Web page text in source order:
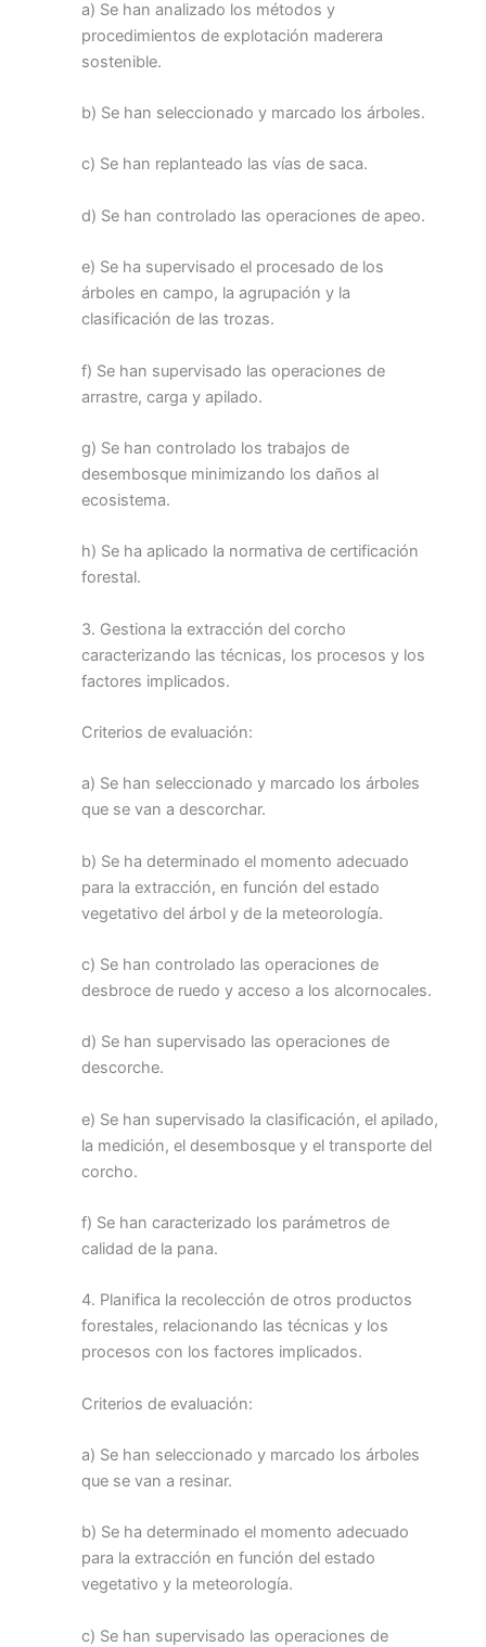
a) Se han analizado los métodos y
procedimientos de explotación maderera
sostenible.
b) Se han seleccionado y marcado los árboles.
c) Se han replanteado las vías de saca.
d) Se han controlado las operaciones de apeo.
e) Se ha supervisado el procesado de los
árboles en campo, la agrupación y la
clasificación de las trozas.
f) Se han supervisado las operaciones de
arrastre, carga y apilado.
g) Se han controlado los trabajos de
desembosque minimizando los daños al
ecosistema.
h) Se ha aplicado la normativa de certificación
forestal.
3. Gestiona la extracción del corcho
caracterizando las técnicas, los procesos y los
factores implicados.
Criterios de evaluación:
a) Se han seleccionado y marcado los árboles
que se van a descorchar.
b) Se ha determinado el momento adecuado
para la extracción, en función del estado
vegetativo del árbol y de la meteorología.
c) Se han controlado las operaciones de
desbroce de ruedo y acceso a los alcornocales.
d) Se han supervisado las operaciones de
descorche.
e) Se han supervisado la clasificación, el apilado,
la medición, el desembosque y el transporte del
corcho.
f) Se han caracterizado los parámetros de
calidad de la pana.
4. Planifica la recolección de otros productos
forestales, relacionando las técnicas y los
procesos con los factores implicados.
Criterios de evaluación:
a) Se han seleccionado y marcado los árboles
que se van a resinar.
b) Se ha determinado el momento adecuado
para la extracción en función del estado
vegetativo y la meteorología.
c) Se han supervisado las operaciones de